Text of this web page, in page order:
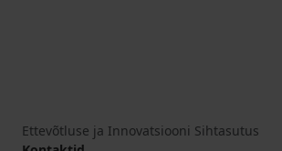
Ettevõtluse ja Innovatsiooni Sihtasutus